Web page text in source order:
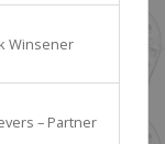
Winsener
– Partner